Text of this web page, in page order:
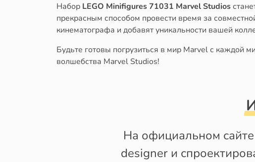
Набор LEGO Minifigures 71031 Marvel Studios
прекрасным способом провести время за
кинематографа и добавят уникальности вашей
Будьте готовы погрузиться в мир Marvel с каждой
волшебства Marvel Studios!
На официальном
designer и